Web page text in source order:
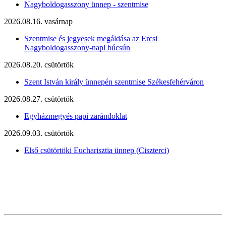
Nagyboldogasszony ünnep - szentmise
2026.08.16. vasárnap
Szentmise és jegyesek megáldása az Ercsi
Nagyboldogasszony-napi búcsún
2026.08.20. csütörtök
Szent István király ünnepén szentmise Székesfehérváron
2026.08.27. csütörtök
Egyházmegyés papi zarándoklat
2026.09.03. csütörtök
Első csütörtöki Eucharisztia ünnep (Ciszterci)